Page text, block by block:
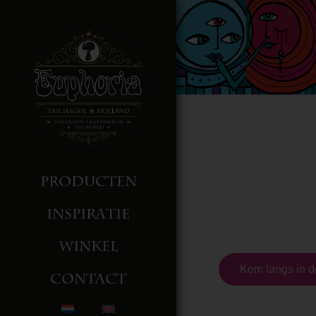
Producten
Inspiratie
Winkel
Contact
Kom langs in